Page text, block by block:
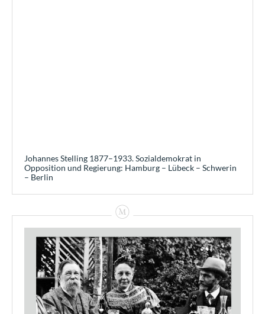
Johannes Stelling 1877–1933. Sozialdemokrat in
Opposition und Regierung: Hamburg – Lübeck – Schwerin
– Berlin